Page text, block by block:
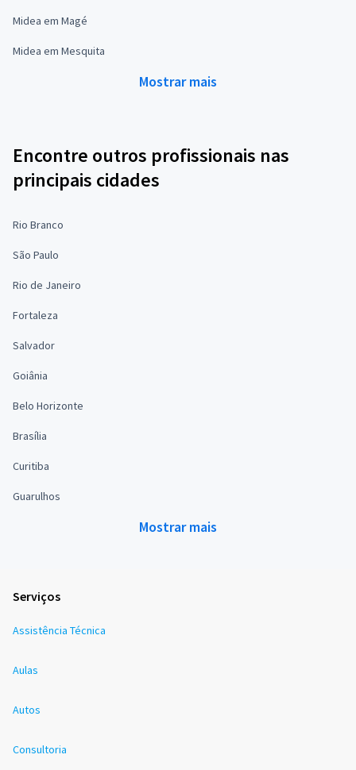
Midea em Magé
Midea em Mesquita
Mostrar mais
Encontre outros profissionais nas
principais cidades
Rio Branco
São Paulo
Rio de Janeiro
Fortaleza
Salvador
Goiânia
Belo Horizonte
Brasília
Curitiba
Guarulhos
Mostrar mais
Serviços
Assistência Técnica
Aulas
Autos
Consultoria